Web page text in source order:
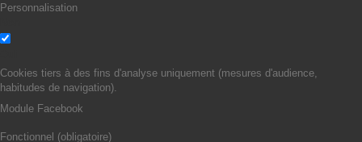
Personnalisation
Cookies tiers à des fins d'analyse uniquement (mesures d'audience,
habitudes de navigation).
Module Facebook
Fonctionnel (obligatoire)